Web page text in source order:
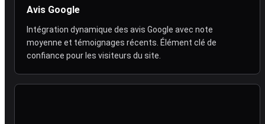
Avis Google
Intégration dynamique des avis Google avec note
moyenne et témoignages récents. Élément clé de
confiance pour les visiteurs du site.